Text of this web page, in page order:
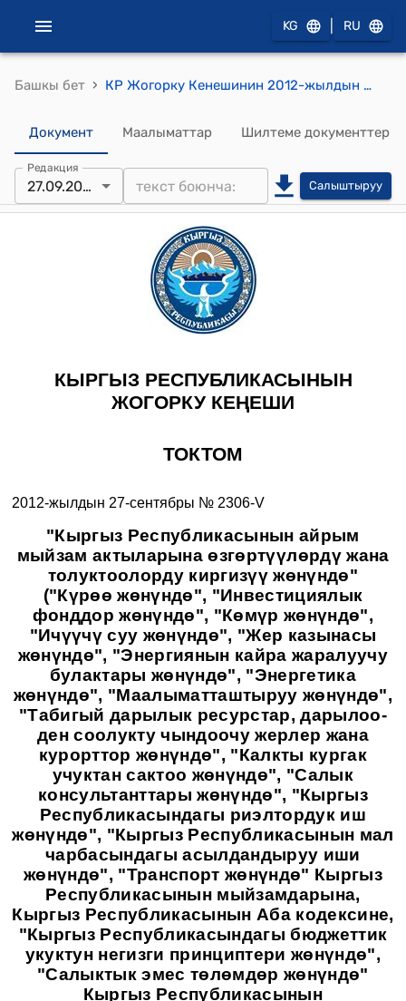
KG RU
Башкы бет › КР Жогорку Кенешинин 2012-жылдын 27-сентябрындагы №2306-V "Кыргыз Республикасынын айрым мыйзам актыларына ɵзгɵртүүлɵрдү жана толуктоолорду киргизүү жɵнүндɵ" ("Күрɵɵ жɵнүндɵ", "Инвестициялык фонддор жɵнүндɵ", "Кɵмүр жɵнүндɵ", "Ичүүчү суу жɵнүндɵ", "Жер казынасы жɵнүндɵ", "Энергиянын кайра жаралуучу булактары жɵнүндɵ", "Энергетика жɵнүндɵ", "Маалыматташтыруу жɵнүндɵ", "Табигый дарылык ресурстар, дарылоо-ден соолукту чындоочу жерлер жана курорттор жɵнүндɵ", "Калкты кургак учуктан сактоо жɵнүндɵ", "Салык консультанттары жɵнүндɵ", "Кыргыз Республикасындагы риэлтордук иш жɵнүндɵ", "Кыргыз Республикасынын мал чарбасындагы асылдандыруу иши жɵнүндɵ", "Транспорт жɵнүндɵ" Кыргыз Республикасынын мыйзамдарына, Кыргыз Республикасынын Аба кодексине, "Кыргыз Республикасындагы бюджеттик укуктун негизги принциптери жɵнүндɵ", "Салыктык эмес тɵлɵмдɵр жɵнүндɵ" Кыргыз Республикасынын мыйзамдарына, Кыргыз Республикасынын Суу кодексине, "Ветеринария жɵнүндɵ", "Кыргыз Республикасындагы ВИЧ/СПИД жɵнүндɵ", "Темир жол транспорту жɵнүндɵ", "Баалуу кагаздар жɵнүндɵ", "Илимий-техникалык маалымат тутуму жɵнүндɵ", "Кыргыз Республикасында камсыздандырууну уюштуруу жɵнүндɵ", "Лицензиялоо жɵнүндɵ", "Суу жɵнүндɵ" Кыргыз Республикасынын мыйзамдарына) Кыргыз Республикасынын Мыйзамынын долбоорун биринчи окууда кабыл алуу тууралуу" токтому
Документ Маалыматтар Шилтеме документтер
Редакция
27.09.2012 Салыштыруу